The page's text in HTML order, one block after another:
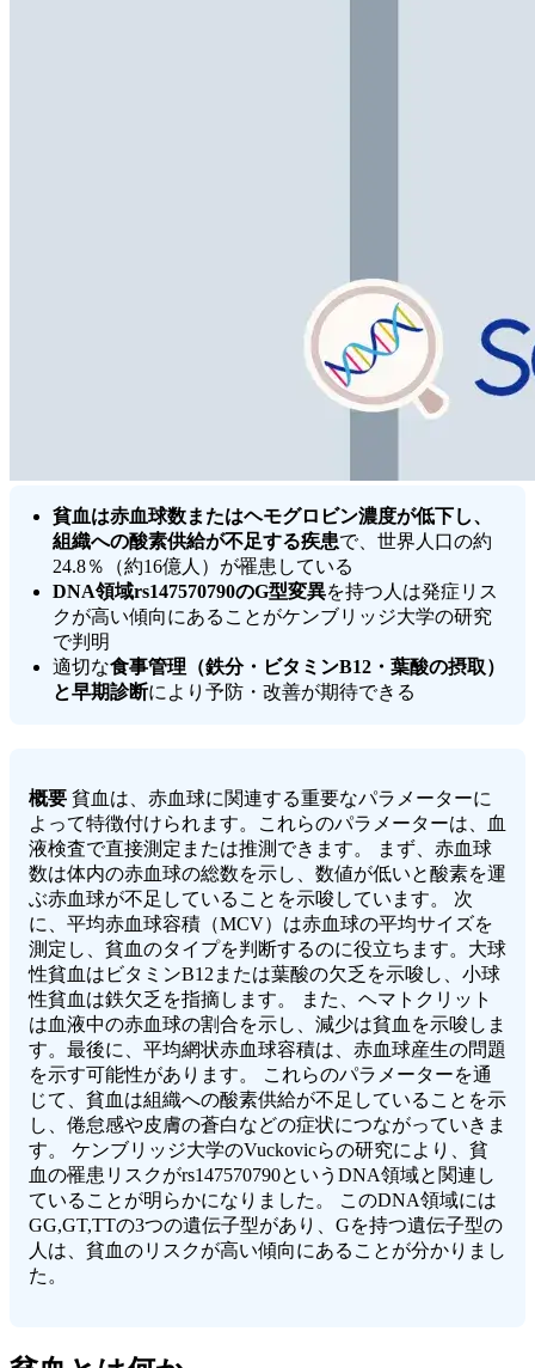
貧血は赤血球数またはヘモグロビン濃度が低下し、
組織への酸素供給が不足する疾患で、世界人口の約
24.8％（約16億人）が罹患している
DNA領域rs147570790のG型変異を持つ人は発症リス
クが高い傾向にあることがケンブリッジ大学の研究
で判明
適切な食事管理（鉄分・ビタミンB12・葉酸の摂取）
と早期診断により予防・改善が期待できる
概要 貧血は、赤血球に関連する重要なパラメーターに
よって特徴付けられます。これらのパラメーターは、血
液検査で直接測定または推測できます。 まず、赤血球
数は体内の赤血球の総数を示し、数値が低いと酸素を運
ぶ赤血球が不足していることを示唆しています。 次
に、平均赤血球容積（MCV）は赤血球の平均サイズを
測定し、貧血のタイプを判断するのに役立ちます。大球
性貧血はビタミンB12または葉酸の欠乏を示唆し、小球
性貧血は鉄欠乏を指摘します。 また、ヘマトクリット
は血液中の赤血球の割合を示し、減少は貧血を示唆しま
す。最後に、平均網状赤血球容積は、赤血球産生の問題
を示す可能性があります。 これらのパラメーターを通
じて、貧血は組織への酸素供給が不足していることを示
し、倦怠感や皮膚の蒼白などの症状につながっていきま
す。 ケンブリッジ大学のVuckovicらの研究により、貧
血の罹患リスクがrs147570790というDNA領域と関連し
ていることが明らかになりました。 このDNA領域には
GG,GT,TTの3つの遺伝子型があり、Gを持つ遺伝子型の
人は、貧血のリスクが高い傾向にあることが分かりまし
た。